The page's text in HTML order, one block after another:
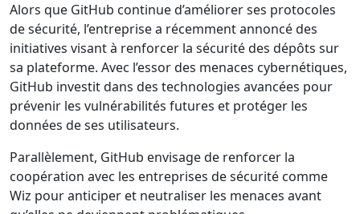
Alors que GitHub continue d’améliorer ses protocoles
de sécurité, l’entreprise a récemment annoncé des
initiatives visant à renforcer la sécurité des dépôts sur
sa plateforme. Avec l’essor des menaces cybernétiques,
GitHub investit dans des technologies avancées pour
prévenir les vulnérabilités futures et protéger les
données de ses utilisateurs.
Parallèlement, GitHub envisage de renforcer la
coopération avec les entreprises de sécurité comme
Wiz pour anticiper et neutraliser les menaces avant